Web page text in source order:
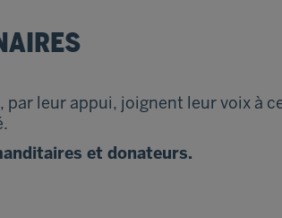
leur appui, joignent leur voix à
et donateurs.